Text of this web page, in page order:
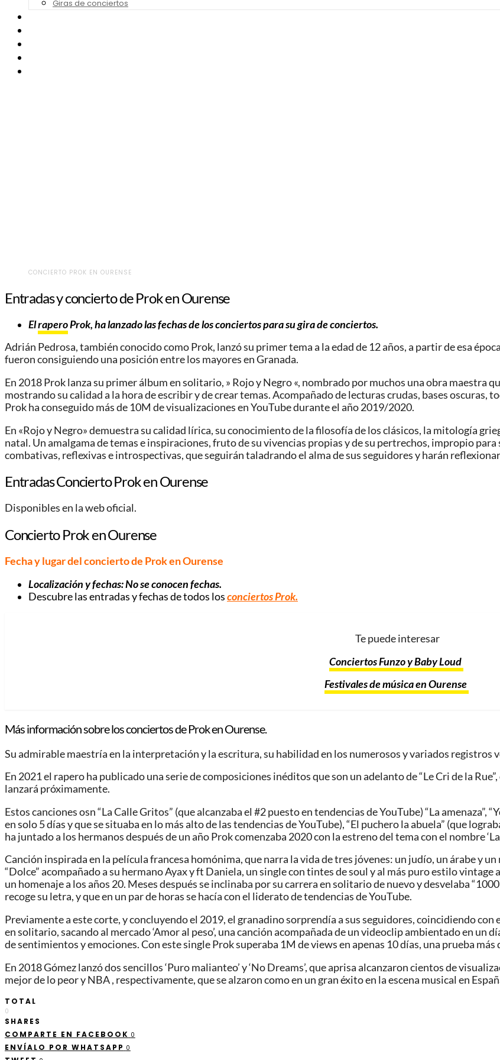
Giras de conciertos
CONCIERTO PROK EN OURENSE
Entradas y concierto de Prok en Ourense
ElraperoProk, ha lanzado las fechas de los conciertos para su gira de conciertos.
Adrián Pedrosa, también conocido como Prok, lanzó su primer tema a la edad de 12 años, a partir de esa
fueron consiguiendo una posición entre los mayores en Granada.
En 2018 Prok lanza su primer álbum en solitario, » Rojo y Negro «, nombrado por muchos una obra maestra
mostrando su calidad a la hora de escribir y de crear temas. Acompañado de lecturas crudas, bases oscuras,
Prok ha conseguido más de 10M de visualizaciones en YouTube durante el año 2019/2020.
En «Rojo y Negro» demuestra su calidad lírica, su conocimiento de la filosofía de los clásicos, la mitología
natal. Un amalgama de temas e inspiraciones, fruto de su vivencias propias y de su pertrechos, impropio para
combativas, reflexivas e introspectivas, que seguirán taladrando el alma de sus seguidores y harán
Entradas Concierto Prok en Ourense
Disponibles en la web oficial.
Concierto Prok en Ourense
Fecha y lugar del concierto de Prok en Ourense
Localización y fechas: No se conocen fechas.
Descubre las entradas y fechas de todos losconciertos Prok.
Te puede interesar
Conciertos Funzo y Baby Loud
Festivales de música en Ourense
Más información sobre los conciertos de Prok en Ourense.
Su admirable maestría en la interpretación y la escritura, su habilidad en los numerosos y variados
En 2021 el rapero ha publicado una serie de composiciones inéditos que son un adelanto de “Le Cri de la
lanzará próximamente.
Estos canciones osn “La Calle Gritos” (que alcanzaba el #2 puesto en tendencias de YouTube) “La
en solo 5 días y que se situaba en lo más alto de las tendencias de YouTube), “El puchero la abuela” (que
ha juntado a los hermanos después de un año Prok comenzaba 2020 con la estreno del tema con el nombre
Canción inspirada en la película francesa homónima, que narra la vida de tres jóvenes: un judío, un árabe y
“Dolce” acompañado a su hermano Ayax y ft Daniela, un single con tintes de soul y al más puro estilo
un homenaje a los años 20. Meses después se inclinaba por su carrera en solitario de nuevo y desvelaba
recoge su letra, y que en un par de horas se hacía con el liderato de tendencias de YouTube.
Previamente a este corte, y concluyendo el 2019, el granadino sorprendía a sus seguidores, coincidiendo
en solitario, sacando al mercado ‘Amor al peso’, una canción acompañada de un videoclip ambientado en
de sentimientos y emociones. Con este single Prok superaba 1M de views en apenas 10 días, una prueba más
En 2018 Gómez lanzó dos sencillos ‘Puro malianteo’ y ‘No Dreams’, que aprisa alcanzaron cientos de
mejor de lo peor y NBA , respectivamente, que se alzaron como en un gran éxito en la escena musical en
TOTAL
0
SHARES
COMPARTE EN FACEBOOK 0
ENVÍALO POR WHATSAPP 0